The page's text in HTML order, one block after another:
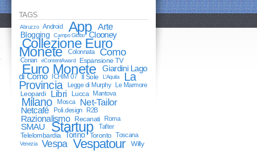
TAGS
Abruzzo Android App Arte
Blogging Campo Globo Clooney
Collezione Euro
Monete Colonnata Como
Conan eContentAward Espansione TV
Euro Monete
Giardini Lago
di Como
ICHIM 07 Il Sole L'Aquila La
Provincia Legge di Murphy Le Marmore
Leopardi Libri Lucca Mantova
Milano Mosca Net-Tailor
Netcafé Poli.design R2B
Razionalismo Recanati Roma
SMAU Startup Tafter
Telelombardia Torino Toronto Toscana
Venezia Vespa Vespatour Willy